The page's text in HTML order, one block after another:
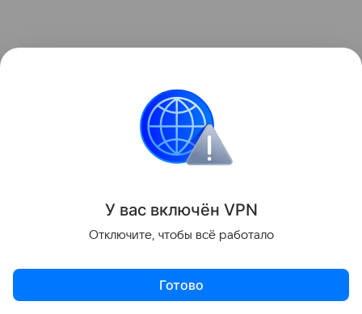
«Наши результаты показывают, что для понимания
звездообразования нужно учитывать весь газовый
резервуар, а не только плотные филаменты»,
планирует применить тот же подход к другим
системам «хаб–филаменты» и сравнить
выяснить, насколько широко распространены
подобные схемы потоков.
У вас включён VPN
Отключите, чтобы всё работало
Готово